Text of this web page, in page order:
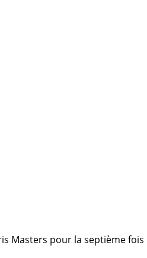
Masters pour la septième fois